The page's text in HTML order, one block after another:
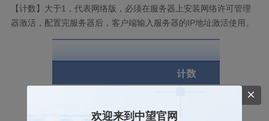
【计数】大于1 ，代表网络版，必须在服务器上安装网络许可管理
器激活，配置完服务器后，客户端输入服务器的IP地址激活使用。
欢迎来到中望官网